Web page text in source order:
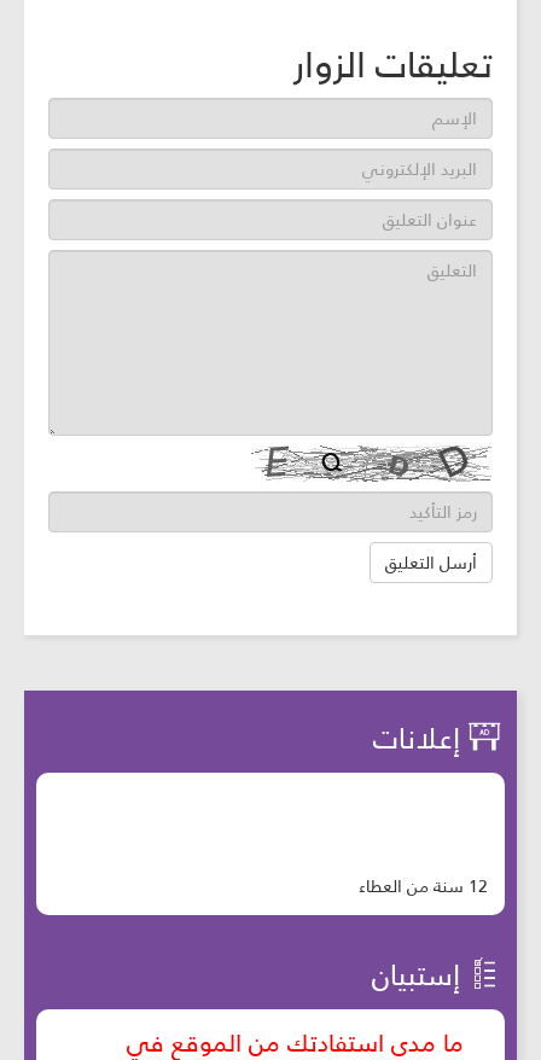
تعليقات الزوار
إعلانات
12 سنة من العطاء
إستبيان